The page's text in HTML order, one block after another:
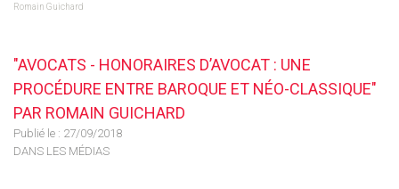
Romain Guichard
"AVOCATS - HONORAIRES D’AVOCAT : UNE
PROCÉDURE ENTRE BAROQUE ET NÉO-CLASSIQUE"
PAR ROMAIN GUICHARD
Publié le : 27/09/2018
DANS LES MÉDIAS